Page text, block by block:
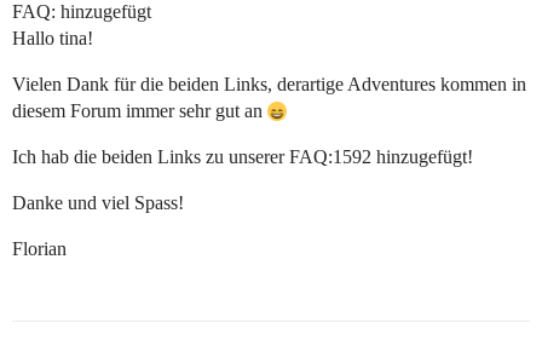
FAQ: hinzugefügt
Hallo tina!
Vielen Dank für die beiden Links, derartige Adventures kommen in
diesem Forum immer sehr gut an
Ich hab die beiden Links zu unserer FAQ:1592 hinzugefügt!
Danke und viel Spass!
Florian